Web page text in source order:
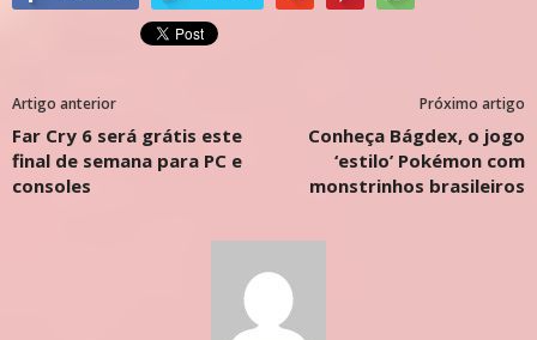
Artigo anterior
Far Cry 6 será grátis este
final de semana para PC e
consoles
Próximo artigo
Conheça Bágdex, o jogo
‘estilo’ Pokémon com
monstrinhos brasileiros